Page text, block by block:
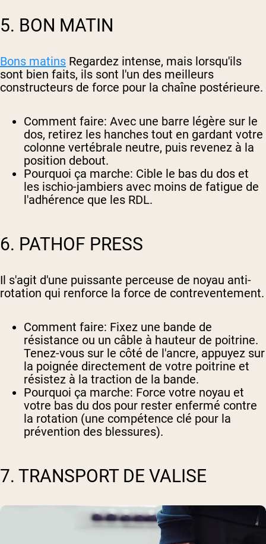
5. BON MATIN
Bons matins Regardez intense, mais lorsqu'ils
sont bien faits, ils sont l'un des meilleurs
constructeurs de force pour la chaîne postérieure.
Comment faire: Avec une barre légère sur le
dos, retirez les hanches tout en gardant votre
colonne vertébrale neutre, puis revenez à la
position debout.
Pourquoi ça marche: Cible le bas du dos et
les ischio-jambiers avec moins de fatigue de
l'adhérence que les RDL.
6. PATHOF PRESS
Il s'agit d'une puissante perceuse de noyau anti-
rotation qui renforce la force de contreventement.
Comment faire: Fixez une bande de
résistance ou un câble à hauteur de poitrine.
Tenez-vous sur le côté de l'ancre, appuyez sur
la poignée directement de votre poitrine et
résistez à la traction de la bande.
Pourquoi ça marche: Force votre noyau et
votre bas du dos pour rester enfermé contre
la rotation (une compétence clé pour la
prévention des blessures).
7. TRANSPORT DE VALISE